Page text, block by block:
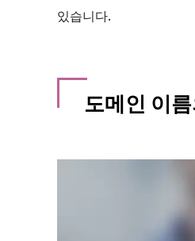
있습니다.
도메인 이